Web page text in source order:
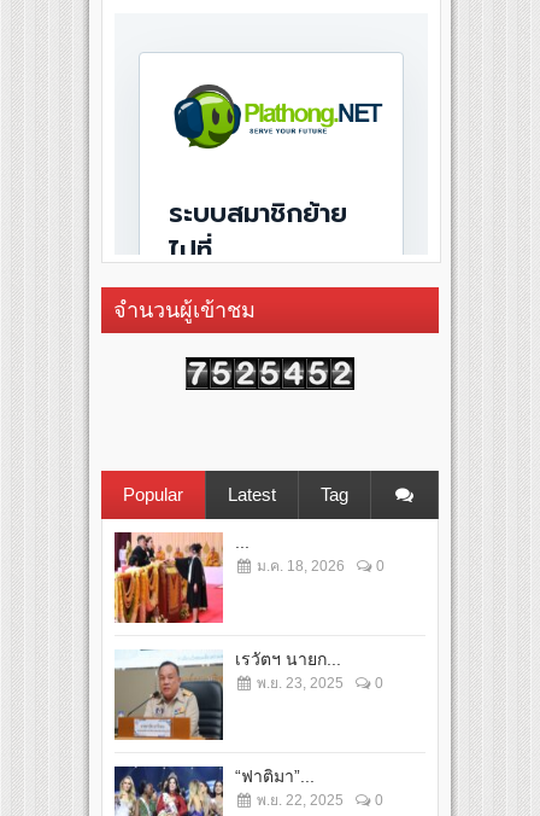
จำนวนผู้เข้าชม
Popular Latest Tag
...
ม.ค. 18, 2026 0
เรวัตฯ นายก...
พ.ย. 23, 2025 0
“ฟาติมา”...
พ.ย. 22, 2025 0